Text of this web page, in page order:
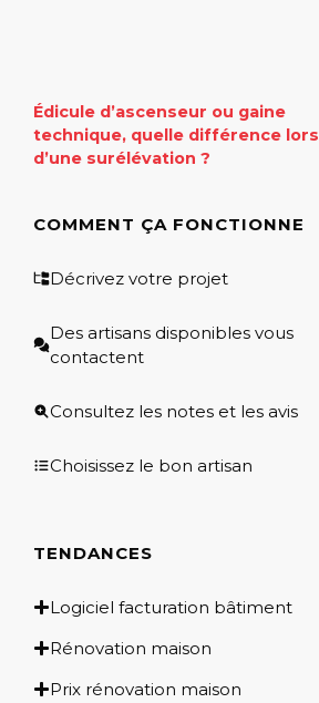
Édicule d’ascenseur ou gaine
technique, quelle différence lors
d’une surélévation ?
COMMENT ÇA FONCTIONNE
Décrivez votre projet
Des artisans disponibles vous
contactent
Consultez les notes et les avis
Choisissez le bon artisan
TENDANCES
Logiciel facturation bâtiment
Rénovation maison
Prix rénovation maison